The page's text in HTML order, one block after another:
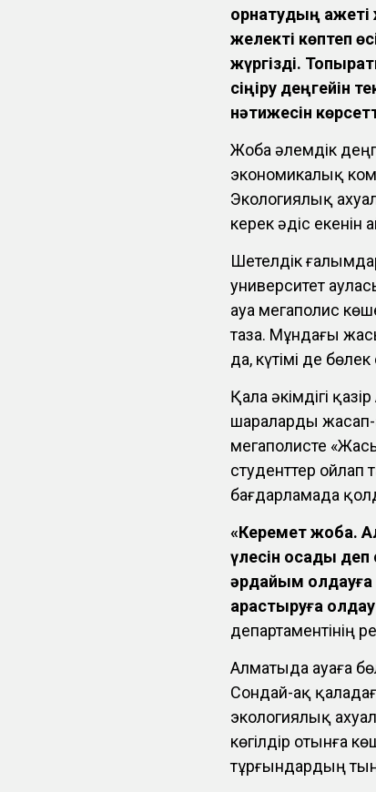
орнатудың
желекті көптеп
жүргізді.
сіңіру деңгейін
нәтижесін
Жоба әлемдік
экономикалық
Экологиялық
керек әдіс екенін
Шетелдік
университет
ауа мегаполис
таза. Мұндағы
да, күтімі де бөлек
Қала әкімдігі
шараларды жасап-
мегаполисте
студенттер
бағдарламада
«Керемет жоба.
үлесін қосады
әрдайым қолдауға
қарастыруға
департаментінің
Алматыда ауаға
Сондай-ақ
экологиялық
көгілдір отынға
тұрғындардың